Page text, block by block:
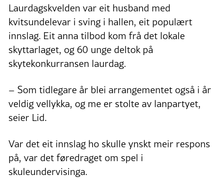
Laurdagskvelden var eit husband med
kvitsundelevar i sving i hallen, eit populært
innslag. Eit anna tilbod kom frå det lokale
skyttarlaget, og 60 unge deltok på
skytekonkurransen laurdag.
– Som tidlegare år blei arrangementet også i år
veldig vellykka, og me er stolte av lanpartyet,
seier Lid.
Var det eit innslag ho skulle ynskt meir respons
på, var det føredraget om spel i
skuleundervisinga.